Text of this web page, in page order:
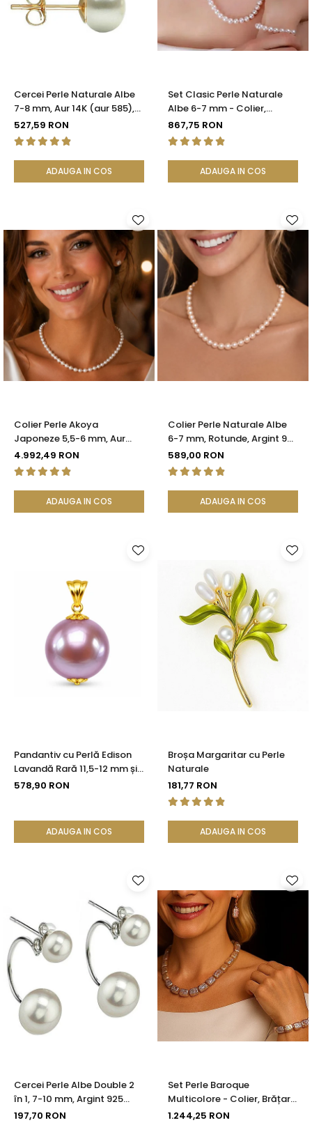
Seturi Perle cu Argint
Brățări cu Perle
Cercei Perle Naturale Albe
7-8 mm, Aur 14K (aur 585),
Calitatea AAA | KASKADDA®
527,59 RON
ADAUGA IN COS
Set Clasic Perle Naturale
Albe 6-7 mm - Colier,
Brățară și Cercei, Argint 925
| KASKADDA®
867,75 RON
ADAUGA IN COS
Colier Perle Akoya
Japoneze 5,5-6 mm, Aur
Galben 14K cu Închizătoare
Filigranată | KASKADDA®
4.992,49 RON
ADAUGA IN COS
Colier Perle Naturale Albe
6-7 mm, Rotunde, Argint 925
| KASKADDA®
589,00 RON
ADAUGA IN COS
Pandantiv cu Perlă Edison
Lavandă Rară 11,5-12 mm și
Aur 14K (aur 585) |
578,90 RON
ADAUGA IN COS
Broșa Margaritar cu Perle
Naturale
181,77 RON
ADAUGA IN COS
Cercei Perle Albe Double 2
în 1, 7-10 mm, Argint 925
Placat cu Platină |
197,70 RON
Set Perle Baroque
Multicolore - Colier, Brățară
și Cercei, Argint 925 |
1.244,25 RON